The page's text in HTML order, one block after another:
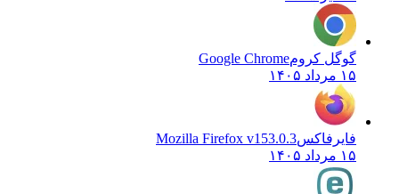
گوگل کرومGoogle Chrome
فایرفاکسMozilla Firefox v153.0.3